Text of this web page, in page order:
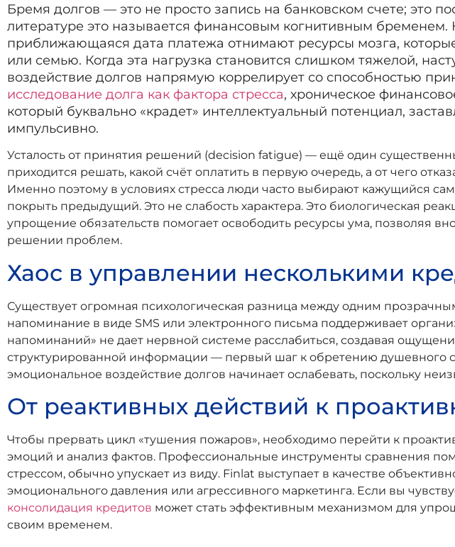
Бремя долгов — это не просто запись на банковском счете; это
литературе это называется финансовым когнитивным
приближающаяся дата платежа отнимают ресурсы мозга,
или семью. Когда эта нагрузка становится слишком тяжелой,
воздействие долгов напрямую коррелирует со способностью
исследование долга как фактора стресса, хроническое
который буквально «крадет» интеллектуальный потенциал,
импульсивно.
Усталость от принятия решений (decision fatigue) — ещё один
приходится решать, какой счёт оплатить в первую очередь, а от чего
Именно поэтому в условиях стресса люди часто выбирают кажущийся
покрыть предыдущий. Это не слабость характера. Это биологическая
упрощение обязательств помогает освободить ресурсы ума, позволяя
решении проблем.
Хаос в управлении несколькими
Существует огромная психологическая разница между одним
напоминание в виде SMS или электронного письма поддерживает
напоминаний» не дает нервной системе расслабиться, создавая
структурированной информации — первый шаг к обретению душевного
эмоциональное воздействие долгов начинает ослабевать, поскольку
От реактивных действий к
Чтобы прервать цикл «тушения пожаров», необходимо перейти к
эмоций и анализ фактов. Профессиональные инструменты сравнения
стрессом, обычно упускает из виду. Finlat выступает в качестве
эмоционального давления или агрессивного маркетинга. Если вы
консолидация кредитов может стать эффективным механизмом для
своим временем.